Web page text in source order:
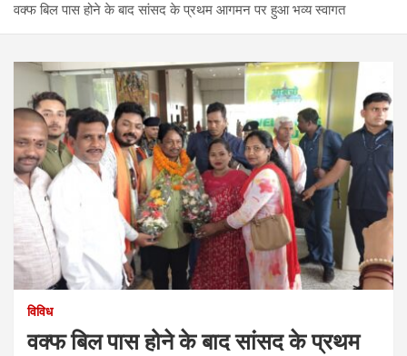
वक्फ बिल पास होने के बाद सांसद के प्रथम आगमन पर हुआ भव्य स्वागत
विविध
वक्फ बिल पास होने के बाद सांसद के प्रथम